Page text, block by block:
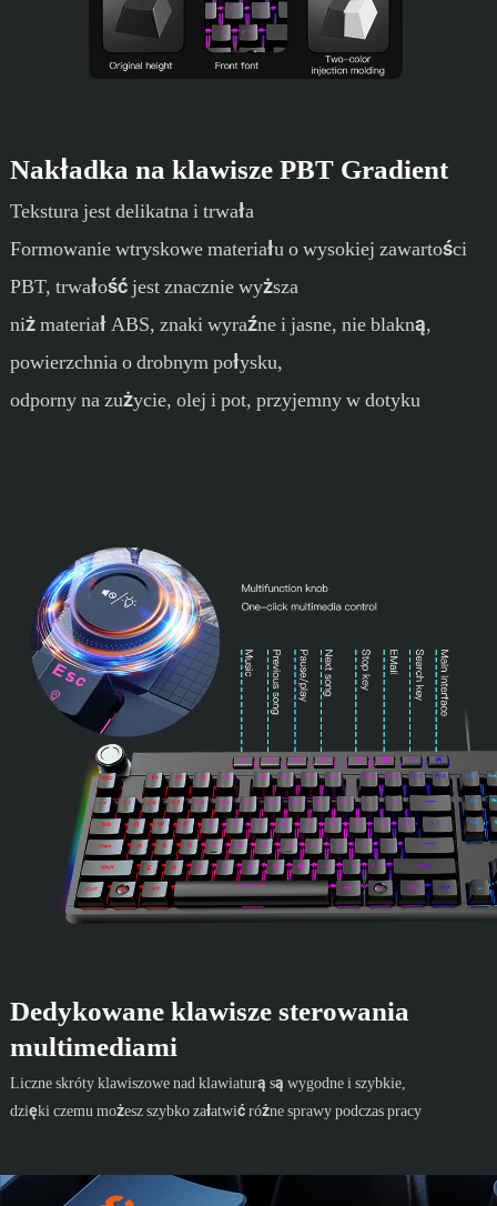
Nakładka na klawisze PBT Gradient
Tekstura jest delikatna i trwała
Formowanie wtryskowe materiału o wysokiej zawartości
PBT, trwałość jest znacznie wyższa
niż materiał ABS, znaki wyraźne i jasne, nie blakną,
powierzchnia o drobnym połysku,
odporny na zużycie, olej i pot, przyjemny w dotyku
Dedykowane klawisze sterowania
multimediami
Liczne skróty klawiszowe nad klawiaturą są wygodne i szybkie,
dzięki czemu możesz szybko załatwić różne sprawy podczas pracy